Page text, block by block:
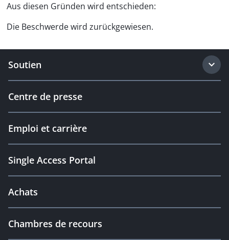
Aus diesen Gründen wird entschieden:
Die Beschwerde wird zurückgewiesen.
Soutien
Centre de presse
Emploi et carrière
Single Access Portal
Achats
Chambres de recours